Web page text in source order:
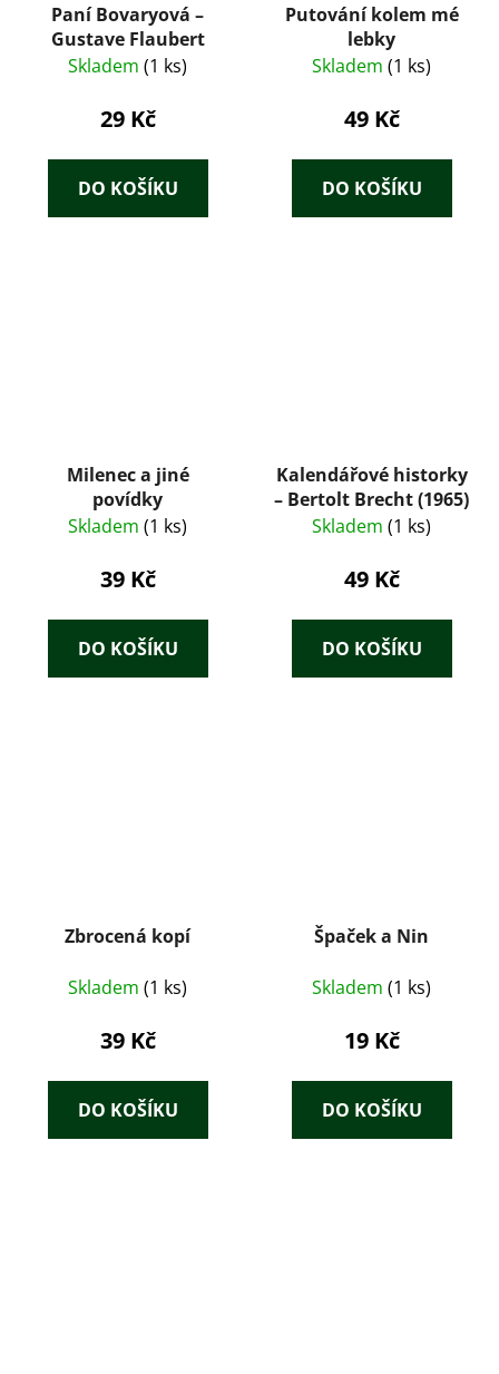
Paní Bovaryová –
Gustave Flaubert
Skladem (1 ks)
29 Kč
DO KOŠÍKU
Putování kolem mé
lebky
Skladem (1 ks)
49 Kč
DO KOŠÍKU
Milenec a jiné
povídky
Skladem (1 ks)
39 Kč
DO KOŠÍKU
Kalendářové historky
– Bertolt Brecht (1965)
Skladem (1 ks)
49 Kč
DO KOŠÍKU
Zbrocená kopí
Skladem (1 ks)
39 Kč
DO KOŠÍKU
Špaček a Nin
Skladem (1 ks)
19 Kč
DO KOŠÍKU